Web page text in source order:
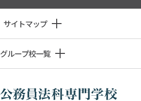
サイトマップ
グループ校一覧